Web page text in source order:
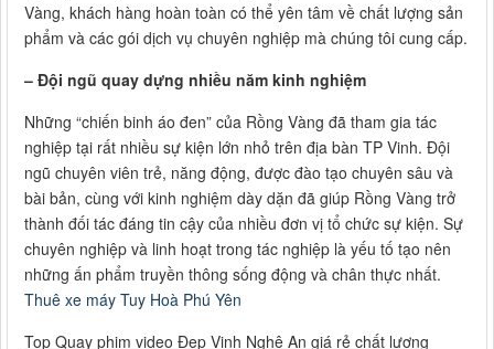
Vàng, khách hàng hoàn toàn có thể yên tâm về chất lượng sản
phẩm và các gói dịch vụ chuyên nghiệp mà chúng tôi cung cấp.
– Đội ngũ quay dựng nhiều năm kinh nghiệm
Những “chiến binh áo đen” của Rồng Vàng đã tham gia tác
nghiệp tại rất nhiều sự kiện lớn nhỏ trên địa bàn TP Vinh. Đội
ngũ chuyên viên trẻ, năng động, được đào tạo chuyên sâu và
bài bản, cùng với kinh nghiệm dày dặn đã giúp Rồng Vàng trở
thành đối tác đáng tin cậy của nhiều đơn vị tổ chức sự kiện. Sự
chuyên nghiệp và linh hoạt trong tác nghiệp là yếu tố tạo nên
những ấn phẩm truyền thông sống động và chân thực nhất.
Thuê xe máy Tuy Hoà Phú Yên
Top Quay phim video Đẹp Vinh Nghệ An giá rẻ chất lượng